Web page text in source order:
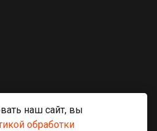
наш сайт, вы
обработки